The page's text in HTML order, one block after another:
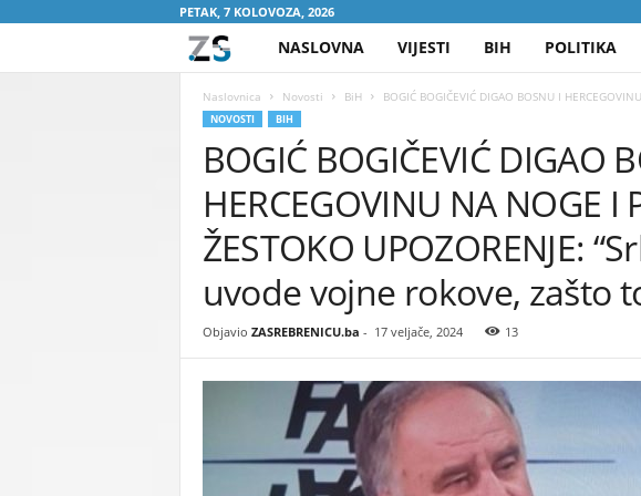
PETAK, 7 KOLOVOZA, 2026
A
S
R
E
B
R
NASLOVNA VIJESTI BIH POLITIKA
Naslovnica Novosti BiH BOGIĆ BOGIČEVIĆ DIGAO BOSNU I
NOVOSTI BIH
BOGIĆ BOGIČEVIĆ DIGAO
HERCEGOVINU NA NOGE I
ŽESTOKO UPOZORENJE:
uvode vojne rokove, zašto
Objavio ZASREBRENICU.ba - 17 veljače, 2024 13